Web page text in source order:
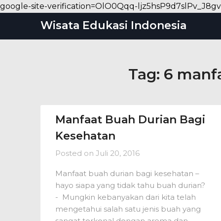
google-site-verification=OlO0Qqq-
Wisata Edukasi Indonesia
Tag: 6
Manfaat Buah Durian Bagi
Kesehatan
Posted on Juli 20, 2016
Manfaat buah durian bagi kesehatan –
hayo siapa yang tidak tahu buah durian?
- Mungkin kebanyakan dari kita telah
mengetahui salah satu jenis buah yang